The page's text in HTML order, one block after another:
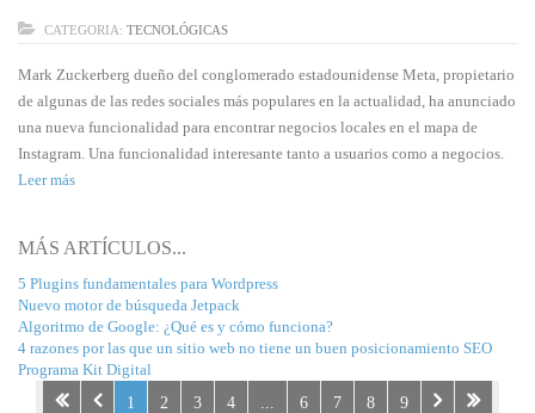
CATEGORIA: TECNOLÓGICAS
Mark Zuckerberg dueño del conglomerado estadounidense Meta, propietario
de algunas de las redes sociales más populares en la actualidad, ha anunciado
una nueva funcionalidad para encontrar negocios locales en el mapa de
Instagram. Una funcionalidad interesante tanto a usuarios como a negocios.
Leer más
MÁS ARTÍCULOS...
5 Plugins fundamentales para Wordpress
Nuevo motor de búsqueda Jetpack
Algoritmo de Google: ¿Qué es y cómo funciona?
4 razones por las que un sitio web no tiene un buen posicionamiento SEO
Programa Kit Digital
1
2 3 4 6 7 8 9